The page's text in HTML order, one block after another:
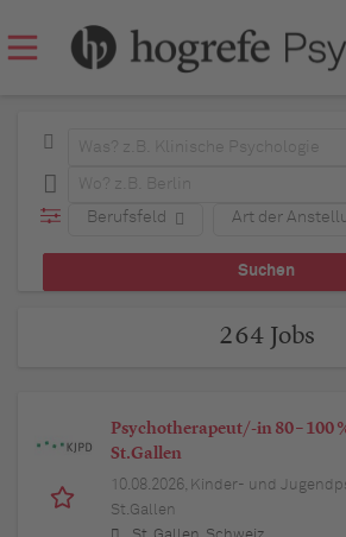
Berufsfeld Art der
264 Jobs
Psychotherapeut/-in 80 – 100
St.Gallen
10.08.2026, Kinder- und
St.Gallen